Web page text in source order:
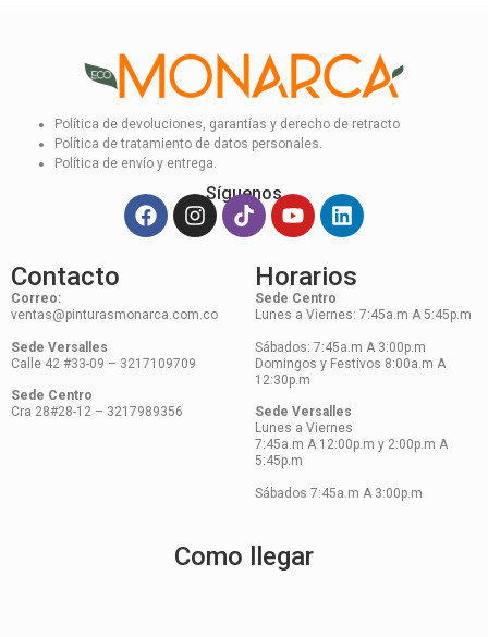
Política de devoluciones, garantías y derecho de retracto
Política de tratamiento de datos personales.
Política de envío y entrega.
Síguenos
Contacto
Correo:
ventas@pinturasmonarca.com.co
Sede Versalles
Calle 42 #33-09 – 3217109709
Sede Centro
Cra 28#28-12 – 3217989356
Horarios
Sede Centro
Lunes a Viernes: 7:45a.m A 5:45p.m
Sábados: 7:45a.m A 3:00p.m
Domingos y Festivos 8:00a.m A
12:30p.m
Sede Versalles
Lunes a Viernes
7:45a.m A 12:00p.m y 2:00p.m A
5:45p.m
Sábados 7:45a.m A 3:00p.m
Como llegar